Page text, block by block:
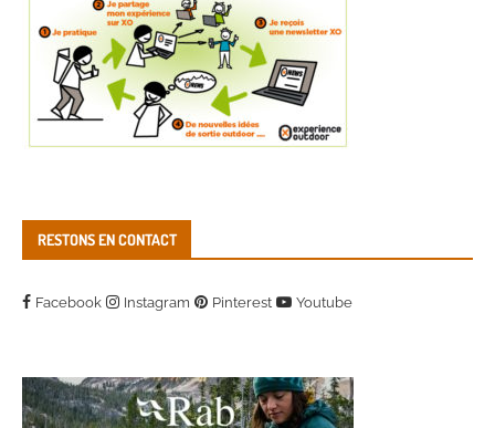
RESTONS EN CONTACT
Facebook Instagram Pinterest Youtube